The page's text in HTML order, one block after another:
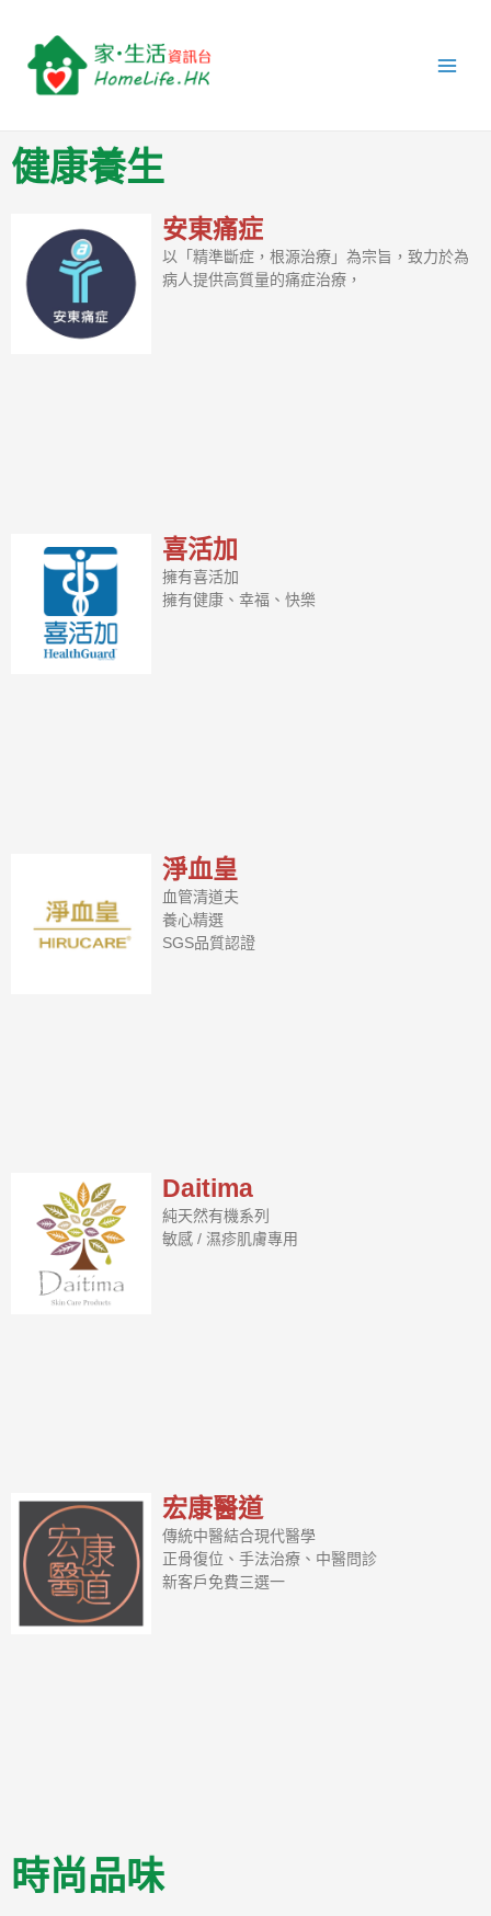
健康養生
安東痛症
以「精準斷症，根源治療」為宗旨，致力於為
病人提供高質量的痛症治療，
喜活加
擁有喜活加
擁有健康、幸福、快樂
淨血皇
血管清道夫
養心精選
SGS品質認證
Daitima
純天然有機系列
敏感 / 濕疹肌膚專用
宏康醫道
傳統中醫結合現代醫學
正骨復位、手法治療、中醫問診
新客戶免費三選一
時尚品味